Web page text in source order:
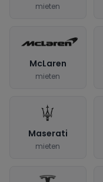
mieten
McLaren
mieten
Maserati
mieten